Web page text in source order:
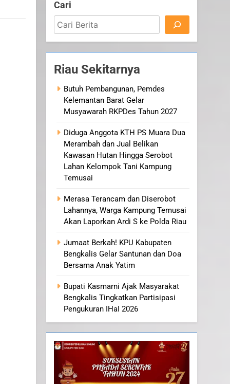
Cari
Riau Sekitarnya
Butuh Pembangunan, Pemdes
Kelemantan Barat Gelar
Musyawarah RKPDes Tahun 2027
Diduga Anggota KTH PS Muara Dua
Merambah dan Jual Belikan
Kawasan Hutan Hingga Serobot
Lahan Kelompok Tani Kampung
Temusai
Merasa Terancam dan Diserobot
Lahannya, Warga Kampung Temusai
Akan Laporkan Ardi S ke Polda Riau
Jumaat Berkah! KPU Kabupaten
Bengkalis Gelar Santunan dan Doa
Bersama Anak Yatim
Bupati Kasmarni Ajak Masyarakat
Bengkalis Tingkatkan Partisipasi
Pengukuran IHaI 2026